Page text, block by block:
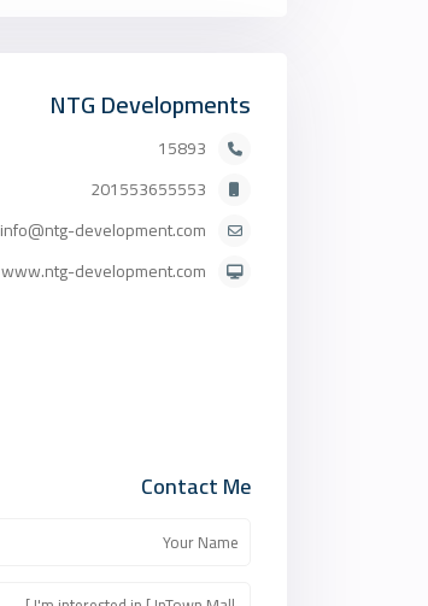
NTG Developments
15893
201553655553
info@ntg-development.com
www.ntg-development.com
Contact Me